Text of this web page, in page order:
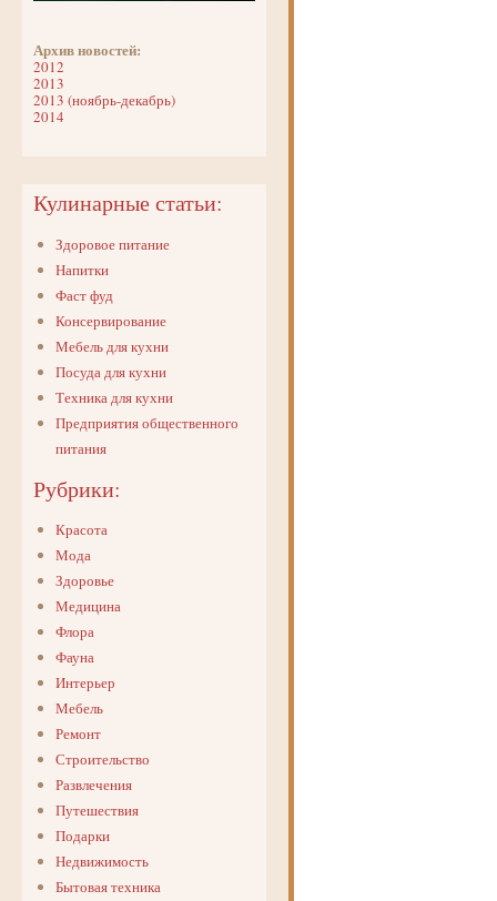
Архив новостей:
2012
2013
2013 (ноябрь-декабрь)
2014
Кулинарные статьи:
Здоровое питание
Напитки
Фаст фуд
Консервирование
Мебель для кухни
Посуда для кухни
Техника для кухни
Предприятия общественного
питания
Рубрики:
Красота
Мода
Здоровье
Медицина
Флора
Фауна
Интерьер
Мебель
Ремонт
Строительство
Развлечения
Путешествия
Подарки
Недвижимость
Бытовая техника